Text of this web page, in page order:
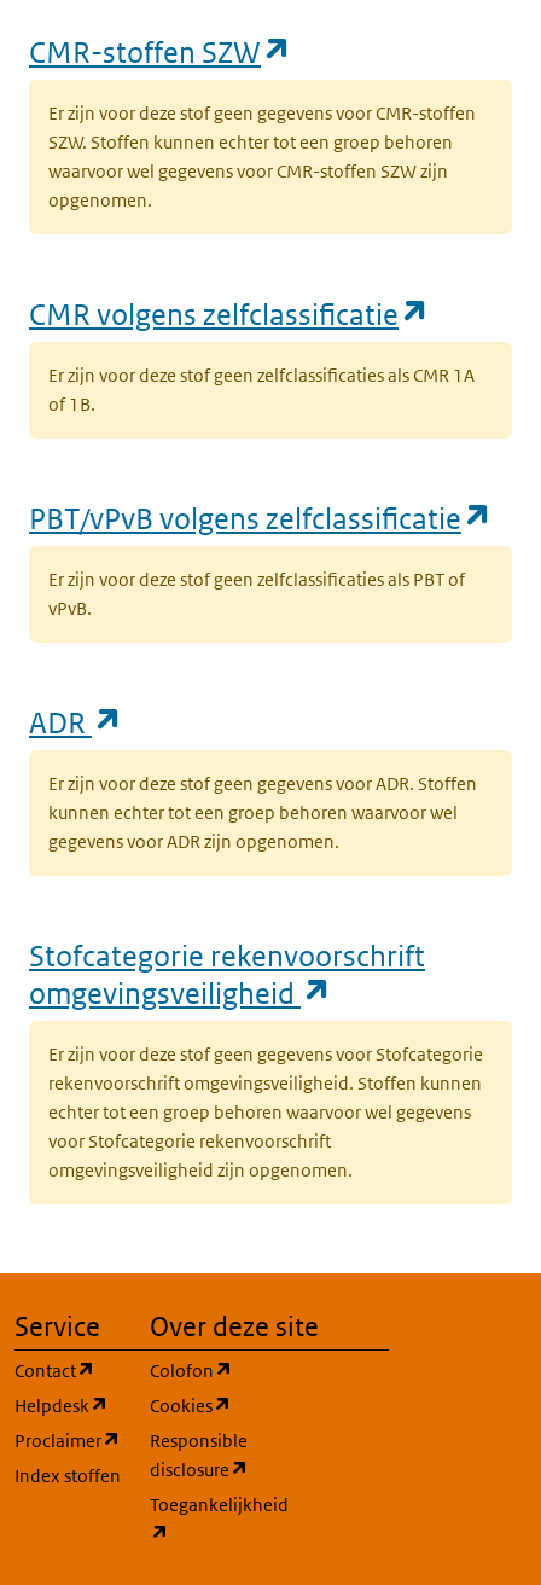
CMR-stoffen SZW
Er zijn voor deze stof geen gegevens voor CMR-stoffen
SZW. Stoffen kunnen echter tot een groep behoren
waarvoor wel gegevens voor CMR-stoffen SZW zijn
opgenomen.
CMR volgens zelfclassificatie
Er zijn voor deze stof geen zelfclassificaties als CMR 1A
of 1B.
PBT/vPvB volgens zelfclassificatie
Er zijn voor deze stof geen zelfclassificaties als PBT of
vPvB.
ADR
Er zijn voor deze stof geen gegevens voor ADR. Stoffen
kunnen echter tot een groep behoren waarvoor wel
gegevens voor ADR zijn opgenomen.
Stofcategorie rekenvoorschrift
omgevingsveiligheid
Er zijn voor deze stof geen gegevens voor Stofcategorie
rekenvoorschrift omgevingsveiligheid. Stoffen kunnen
echter tot een groep behoren waarvoor wel gegevens
voor Stofcategorie rekenvoorschrift
omgevingsveiligheid zijn opgenomen.
Service
Contact
(opent in een nieuw tabblad)
Helpdesk
(opent in een nieuw tabblad)
Proclaimer
(opent in een nieuw tabblad)
Index stoffen
Over deze site
Colofon
Cookies
Responsible
disclosure
Toegankelijkheid